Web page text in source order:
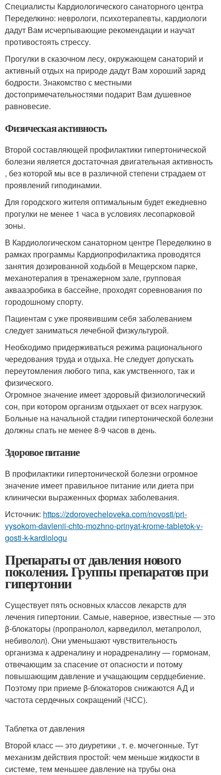
Специалисты Кардиологического санаторного центра
Переделкино: неврологи, психотерапевты, кардиологи
дадут Вам исчерпывающие рекомендации и научат
противостоять стрессу.
Прогулки в сказочном лесу, окружающем санаторий и
активный отдых на природе дадут Вам хороший заряд
бодрости. Знакомство с местными
достопримечательностями подарит Вам душевное
равновесие.
Физическая активность
Второй составляющей профилактики гипертонической
болезни является достаточная двигательная активность
, без которой мы все в различной степени страдаем от
проявлений гиподинамии.
Для городского жителя оптимальным будет ежедневно
прогулки не менее 1 часа в условиях лесопарковой
зоны.
В Кардиологическом санаторном центре Переделкино в
рамках программы Кардиопрофилактика проводятся
занятия дозированной ходьбой в Мещерском парке,
механотерапия в тренажерном зале, групповая
аквааэробика в бассейне, проходят соревнования по
городошному спорту.
Пациентам с уже проявившим себя заболеванием
следует заниматься лечебной физкультурой.
Необходимо придерживаться режима рационального
чередования труда и отдыха. Не следует допускать
переутомления любого типа, как умственного, так и
физического.
Огромное значение имеет здоровый физиологический
сон, при котором организм отдыхает от всех нагрузок.
Больные на начальной стадии гипертонической болезни
должны спать не менее 8-9 часов в день.
Здоровое питание
В профилактики гипертонической болезни огромное
значение имеет правильное питание или диета при
клинически выраженных формах заболевания.
Источник: https://zdorovecheloveka.com/novosti/pri-
vysokom-davlenii-chto-mozhno-prinyat-krome-tabletok-v-
gosti-k-kardiologu
Препараты от давления нового
поколения. Группы препаратов при
гипертонии
Существует пять основных классов лекарств для
лечения гипертонии. Самые, наверное, известные — это
β-блокаторы (пропранолол, карведилол, метапролол,
небиволол). Они уменьшают чувствительность
организма к адреналину и норадреналину — гормонам,
отвечающим за спасение от опасности и потому
повышающим давление и учащающим сердцебиение.
Поэтому при приеме β-блокаторов снижаются АД и
частота сердечных сокращений (ЧСС).
Таблетка от давления
Второй класс — это диуретики , т. е. мочегонные. Тут
механизм действия простой: чем меньше жидкости в
системе, тем меньшее давление на трубы она